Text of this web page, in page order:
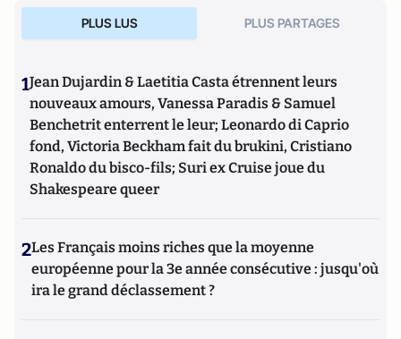
PLUS LUS PLUS PARTAGES
1Jean Dujardin & Laetitia Casta étrennent leurs
nouveaux amours, Vanessa Paradis & Samuel
Benchetrit enterrent le leur; Leonardo di Caprio
fond, Victoria Beckham fait du brukini, Cristiano
Ronaldo du bisco-fils; Suri ex Cruise joue du
Shakespeare queer
2Les Français moins riches que la moyenne
européenne pour la 3e année consécutive : jusqu'où
ira le grand déclassement ?